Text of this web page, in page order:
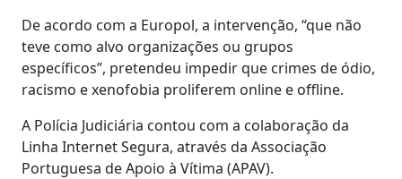
De acordo com a Europol, a intervenção, “que não
teve como alvo organizações ou grupos
específicos”, pretendeu impedir que crimes de ódio,
racismo e xenofobia proliferem online e offline.
A Polícia Judiciária contou com a colaboração da
Linha Internet Segura, através da Associação
Portuguesa de Apoio à Vítima (APAV).